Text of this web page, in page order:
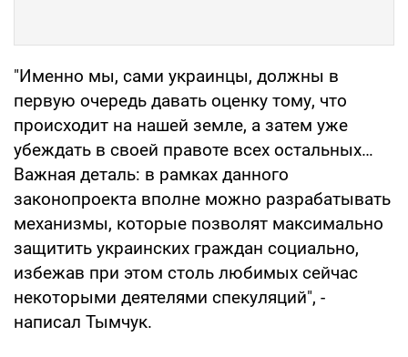
"Именно мы, сами украинцы, должны в
первую очередь давать оценку тому, что
происходит на нашей земле, а затем уже
убеждать в своей правоте всех остальных…
Важная деталь: в рамках данного
законопроекта вполне можно разрабатывать
механизмы, которые позволят максимально
защитить украинских граждан социально,
избежав при этом столь любимых сейчас
некоторыми деятелями спекуляций", -
написал Тымчук.